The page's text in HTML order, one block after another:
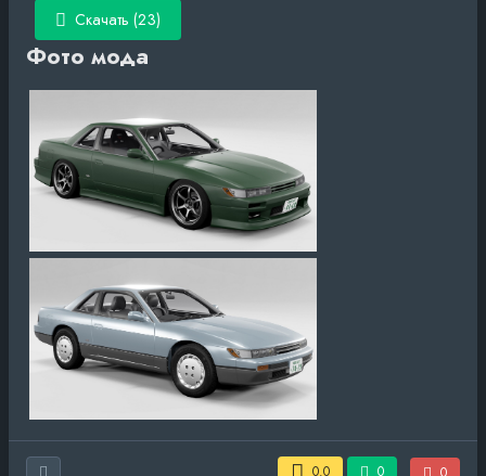
Скачать (23)
Фото мода